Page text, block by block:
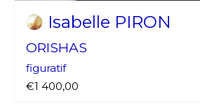
Isabelle PIRON
ORISHAS
figuratif
€1 400,00